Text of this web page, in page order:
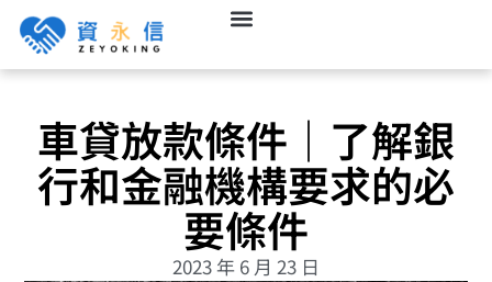
車貸放款條件｜了解銀
行和金融機構要求的必
要條件
2023 年 6 月 23 日